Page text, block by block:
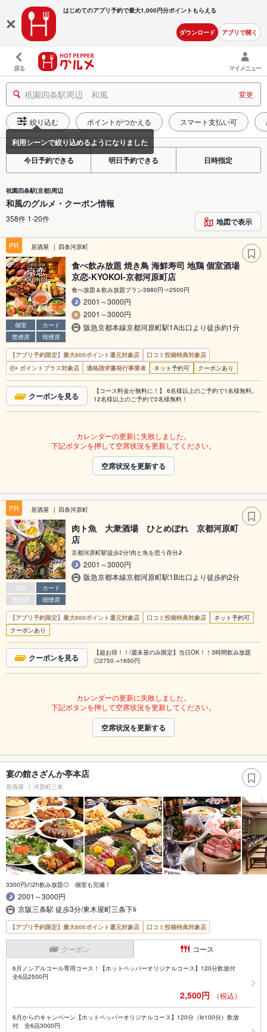
はじめてのアプリ予約で最大1,000円分ポイントもらえる
ダウンロード アプリで開く
戻る マイメニュー
祇園四条駅周辺 和風 変更
絞り込む ポイントがつかえる スマート支払い可
今日予約できる 明日予約できる 日時指定
祇園四条駅(京都)周辺
和風のグルメ・クーポン情報
358件 1-20件 地図で表示
PR 居酒屋 四条河原町
個室
カード
禁煙席
喫煙席
食べ飲み放題 焼き鳥 海鮮寿司 地鶏 個室酒場
京恋-KYOKOI-京都河原町店
食べ放題＆飲み放題プラン3980円⇒2500円
2001～3000円
2001～3000円
阪急京都本線京都河原町駅1A出口より徒歩約1分
【アプリ予約限定】最大800ポイント還元対象店
口コミ投稿特典対象店
ポイントプラス対象店
適格請求書発行事業者 ネット予約可 クーポンあり
クーポンを見る
【コース料金が無料に！】 6名様以上のご予約で1名様無料。
12名様以上のご予約で2名様無料！
カレンダーの更新に失敗しました。
下記ボタンを押して空席状況を更新してください。
空席状況を更新する
PR 居酒屋 四条河原町
個室
カード
禁煙席
喫煙席
肉ト魚 大衆酒場 ひとめぼれ 京都河原町
店
京都河原町駅徒歩2分!肉と魚を思う存分♪
2001～3000円
阪急京都本線京都河原町駅1B出口より徒歩約2分
【アプリ予約限定】最大800ポイント還元対象店 口コミ投稿特典対象店
ネット予約可
クーポンあり
クーポンを見る
【超お得！！/週末昼のみ限定】当日OK！！3時間飲み放題
◎2750→1650円
カレンダーの更新に失敗しました。
下記ボタンを押して空席状況を更新してください。
空席状況を更新する
宴の館さざんか亭本店
居酒屋 河原町三条
3300円の2h飲み放題◎ 個室も完備！
2001～3000円
京阪三条駅 徒歩3分/東木屋町三条下ﾙ
【アプリ予約限定】最大800ポイント還元対象店 口コミ投稿特典対象店
クーポン コース
6月ノンアルコール専用コース！【ホットペッパーオリジナルコース】120分飲放付
全6品2500円
2,500円 （税込）
6月からのキャンペーン【ホットペッパーオリジナルコース】120分（lo100分）飲放
付 全6品3000円